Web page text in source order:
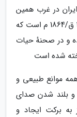
در غرب همین
بس که ادعا شده: در حقیقت از سال 1281 ق/1864 م است که
و در صحنهٔ حیات
شده است
موانع طبیعی و
و بلند شدن صدای
به برکت ایجاد و